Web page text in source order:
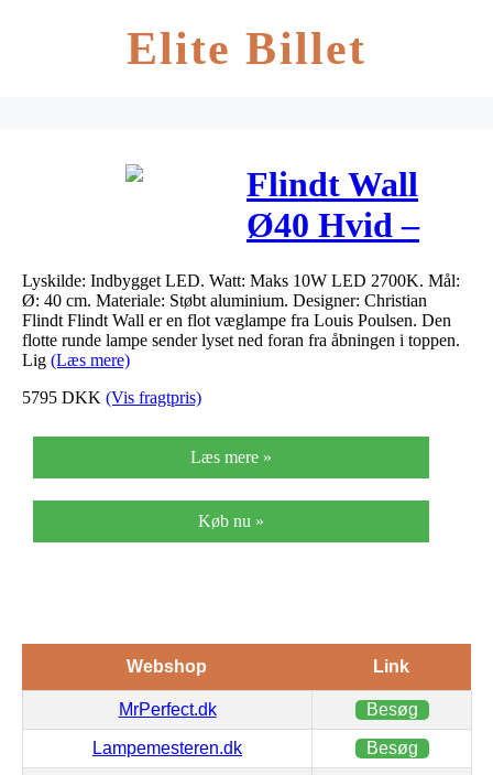
Elite Billet
Flindt Wall
Ø40 Hvid –
Louis Poulsen
Lyskilde: Indbygget LED. Watt: Maks 10W LED 2700K. Mål:
Ø: 40 cm. Materiale: Støbt aluminium. Designer: Christian
Flindt Flindt Wall er en flot væglampe fra Louis Poulsen. Den
flotte runde lampe sender lyset ned foran fra åbningen i toppen.
Lig (Læs mere)
5795 DKK (Vis fragtpris)
Læs mere »
Køb nu »
Webshop Link
MrPerfect.dk Besøg
Lampemesteren.dk Besøg